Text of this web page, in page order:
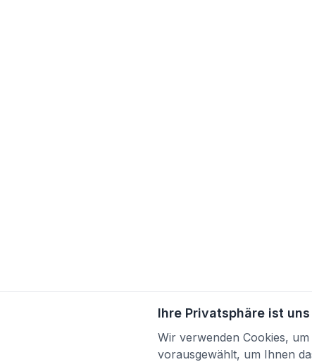
Ihre Privatsphäre ist
Wir verwenden Cookies,
vorausgewählt, um Ihnen